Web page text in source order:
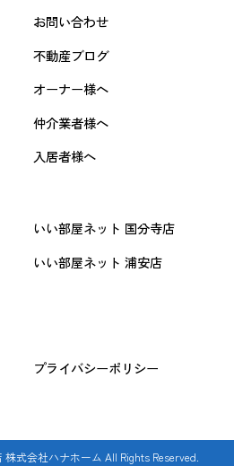
お問い合わせ
不動産ブログ
オーナー様へ
仲介業者様へ
入居者様へ
いい部屋ネット 国分寺店
いい部屋ネット 浦安店
プライバシーポリシー
式会社ハナホーム All Rights Reserved.